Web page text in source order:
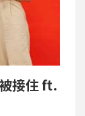
接住 ft.